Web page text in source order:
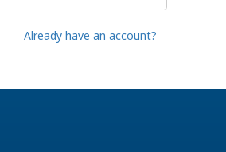
Already have an account?